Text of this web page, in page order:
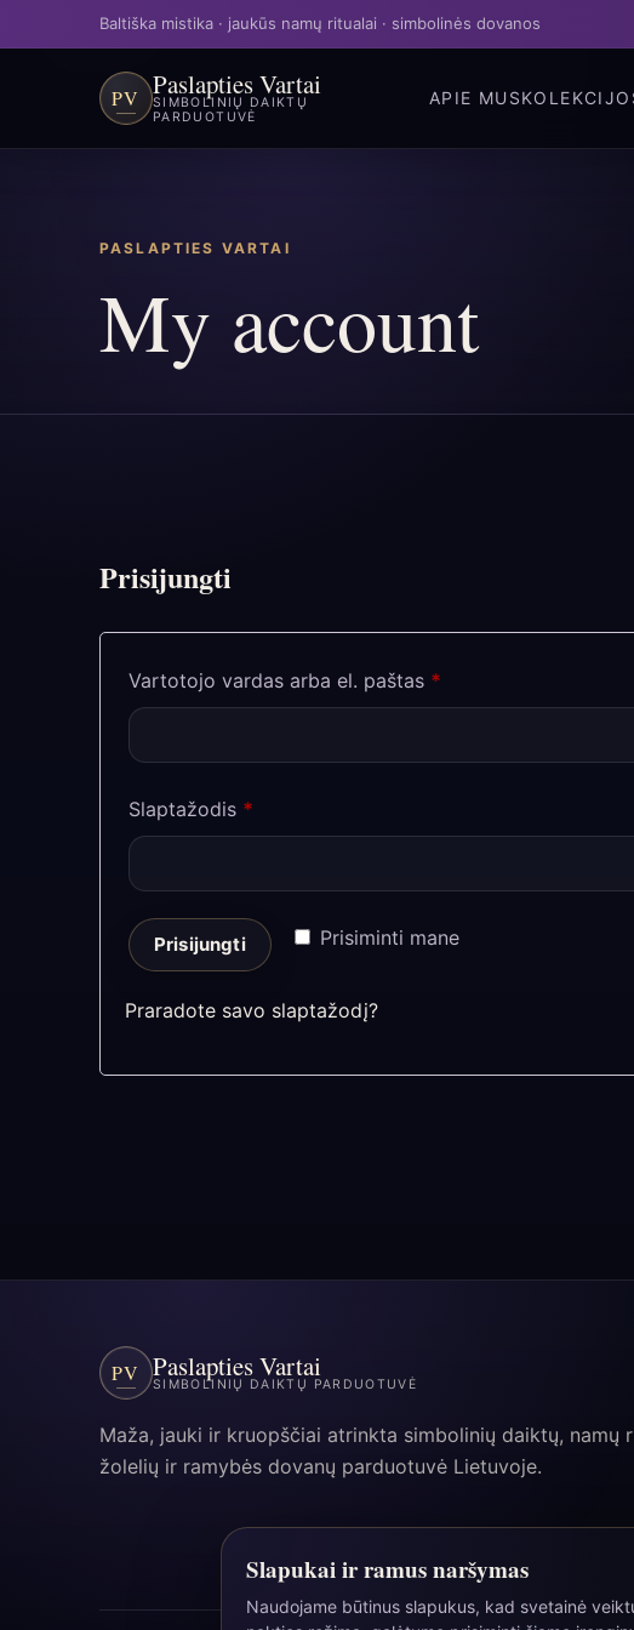
Baltiška mistika · jaukūs namų ritualai · simbolinės dovanos
PV Paslapties Vartai
SIMBOLINIŲ DAIKTŲ
PARDUOTUVĖ
APIE MUS
PASLAPTIES VARTAI
My account
Prisijungti
Vartotojo vardas arba el. paštas *
Slaptažodis *
Prisiminti mane
Prisijungti
Praradote savo slaptažodį?
PV Paslapties Vartai
SIMBOLINIŲ DAIKTŲ PARDUOTUVĖ
Maža, jauki ir kruopščiai atrinkta simbolinių daiktų, namų
žolelių ir ramybės dovanų parduotuvė Lietuvoje.
Slapukai ir ramus naršymas
Naudojame būtinus slapukus, kad svetainė